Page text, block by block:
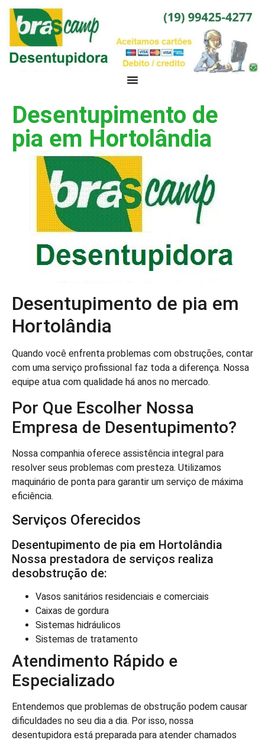
Desentupimento de
pia em Hortolândia
Desentupimento de pia em
Hortolândia
Quando você enfrenta problemas com obstruções, contar
com uma serviço profissional faz toda a diferença. Nossa
equipe atua com qualidade há anos no mercado.
Por Que Escolher Nossa
Empresa de Desentupimento?
Nossa companhia oferece assistência integral para
resolver seus problemas com presteza. Utilizamos
maquinário de ponta para garantir um serviço de máxima
eficiência.
Serviços Oferecidos
Desentupimento de pia em Hortolândia
Nossa prestadora de serviços realiza
desobstrução de:
Vasos sanitários residenciais e comerciais
Caixas de gordura
Sistemas hidráulicos
Sistemas de tratamento
Atendimento Rápido e
Especializado
Entendemos que problemas de obstrução podem causar
dificuldades no seu dia a dia. Por isso, nossa
desentupidora está preparada para atender chamados